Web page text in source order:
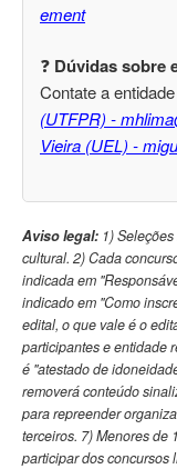
ement
❓ Dúvidas sobre
Contate a
(UTFPR) -
Vieira (UEL) -
Aviso legal: 1)
cultural. 2) Cada
indicada em
indicado em "Como
edital, o que vale é o
participantes e entidade
é "atestado de
removerá conteúdo
para repreender
terceiros. 7) Menores de
participar dos concursos